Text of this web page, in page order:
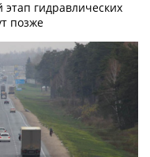
гидравлических
позже